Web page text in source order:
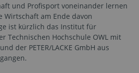
und Profisport voneinander lernen
Wirtschaft am Ende davon
ist kürzlich das Institut für
Technischen Hochschule OWL mit
der PETER/LACKE GmbH aus